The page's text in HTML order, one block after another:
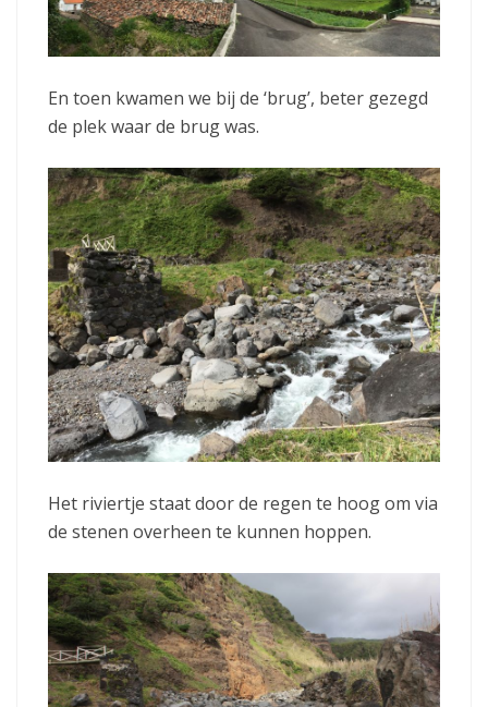
En toen kwamen we bij de ‘brug’, beter gezegd
de plek waar de brug was.
Het riviertje staat door de regen te hoog om via
de stenen overheen te kunnen hoppen.